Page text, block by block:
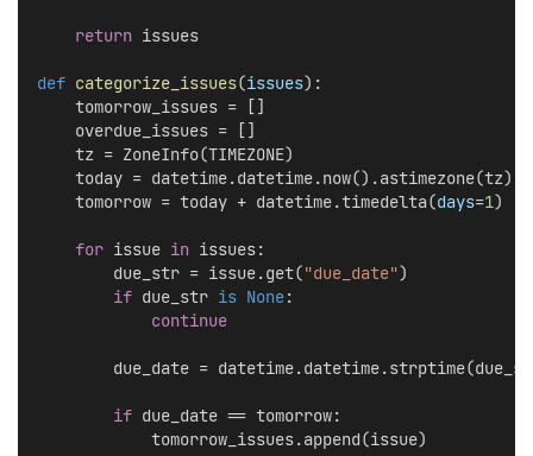
return issues
def categorize_issues(issues):
    tomorrow_issues = []
    overdue_issues = []
    tz = ZoneInfo(TIMEZONE)
today =
    tomorrow = today + datetime.timedelta(
days=1)
for issue in issues:
        due_str = issue.get(
"due_date")
if due_str is None:
continue
due_date =
if due_date == tomorrow:
            tomorrow_issues.append(issue)